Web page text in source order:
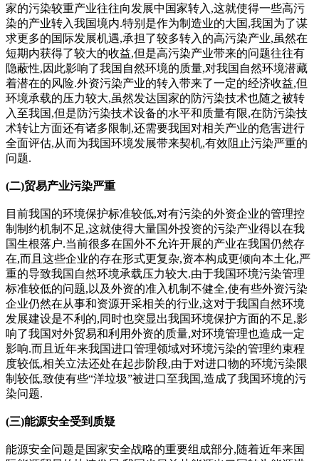
家的污染较重产业往往向发展中国家转入,这就使得一些高污
染的产业转入我国境内.特别是作为制造业的大国,我国为了谋
求更多的国际发展机遇,承担了较多转入的高污染产业,虽然在
短期内获得了较大的收益,但是高污染产业带来的问题往往有
隐蔽性,因此影响了我国自然环境的质量,对我国自然环境潜藏
着潜在的风险.外资污染产业的转入带来了一定的经济收益,但
环境承载的压力较大,虽然发达国家的防污染技术也随之被转
入至我国,但是防污染技术设备的水平和质量有限,在防污染技
术转让方面还有诸多限制,还需要我国对相关产业的危害进行
全面评估,从而为我国环境发展带来契机,有效阻止污染严重的
问题.
(二)贸易产业污染严重
目前我国的环境保护标准较低,对有污染的外资企业的管理控
制制约机制不足,这就使得大量国外投资的污染产业得以在我
国生根落户.当前很多在国外不允许开展的产业在我国仍然存
在,而且这些企业的存在形式更复杂,资本构成更倾向本土化,严
重的导致我国自然环境承载压力较大.由于我国环境污染管理
标准较低的问题,以及外资的准入机制不健全,使有些外资污染
企业仍然在从事和资源开采相关的行业,这对于我国自然环境
发展建设是不利的,同时也突显出我国环境保护方面的不足,影
响了我国对外贸易和利用外资的质量,对环境管理也造成一定
影响.而且近年来我国进口管理领域对环境污染的管理约束程
度较低,相关立法还处在起步阶段,由于对进口物的环境污染限
制较低,致使有些“洋垃圾”被进口至我国,造成了我国环境的污
染问题.
(三)能源安全受到质疑
能源安全问题是国家安全战略的重要组成部分,随着近年来国